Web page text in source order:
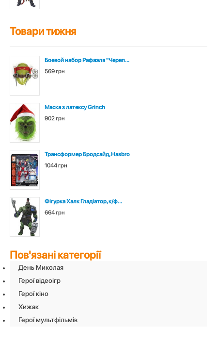
Товари тижня
Боевой набор Рафаэля "Череп...
569 грн
Маска з латексу Grinch
902 грн
Трансформер Бродсайд, Hasbro
1044 грн
Фігурка Халк Гладіатор, к/ф...
664 грн
Пов'язані категорії
День Миколая
Герої відеоігр
Герої кіно
Хижак
Герої мультфільмів